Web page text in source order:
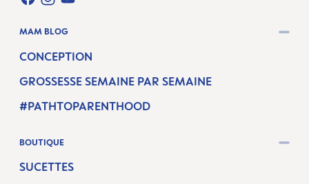
FACEBOOK
INSTAGRAM
YOUTUBE
MAM BLOG
CONCEPTION
GROSSESSE SEMAINE PAR SEMAINE
#PATHTOPARENTHOOD
BOUTIQUE
SUCETTES